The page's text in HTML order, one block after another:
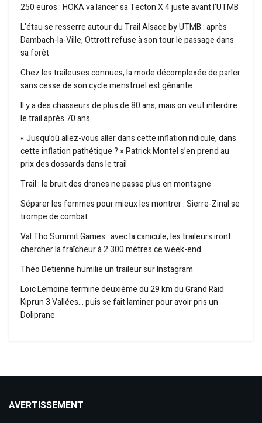
250 euros : HOKA va lancer sa Tecton X 4 juste avant l’UTMB
L’étau se resserre autour du Trail Alsace by UTMB : après
Dambach-la-Ville, Ottrott refuse à son tour le passage dans
sa forêt
Chez les traileuses connues, la mode décomplexée de parler
sans cesse de son cycle menstruel est gênante
Il y a des chasseurs de plus de 80 ans, mais on veut interdire
le trail après 70 ans
« Jusqu’où allez-vous aller dans cette inflation ridicule, dans
cette inflation pathétique ? » Patrick Montel s’en prend au
prix des dossards dans le trail
Trail : le bruit des drones ne passe plus en montagne
Séparer les femmes pour mieux les montrer : Sierre-Zinal se
trompe de combat
Val Tho Summit Games : avec la canicule, les traileurs iront
chercher la fraîcheur à 2 300 mètres ce week-end
Théo Detienne humilie un traileur sur Instagram
Loïc Lemoine termine deuxième du 29 km du Grand Raid
Kiprun 3 Vallées… puis se fait laminer pour avoir pris un
Doliprane
AVERTISSEMENT